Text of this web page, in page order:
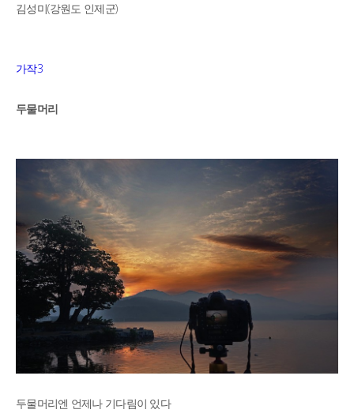
김성미(강원도 인제군)
가작3
두물머리
두물머리엔 언제나 기다림이 있다